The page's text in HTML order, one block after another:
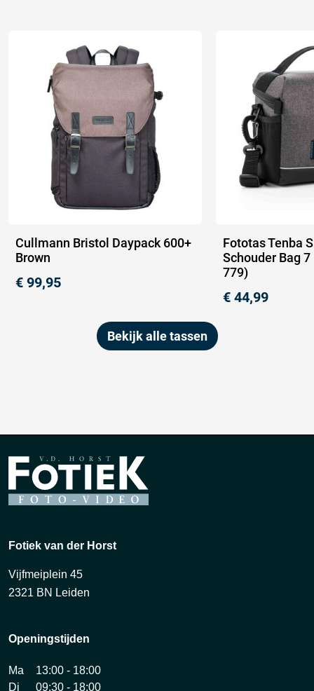
Cullmann Bristol Daypack 600+
Brown
€ 99,95
Fototas Tenba
Schouder Bag
779)
€ 44,99
Bekijk alle tassen
Fotiek van der Horst
Vijfmeiplein 45
2321 BN Leiden
Openingstijden
Ma
13:00 - 18:00
Di
09:30 - 18:00